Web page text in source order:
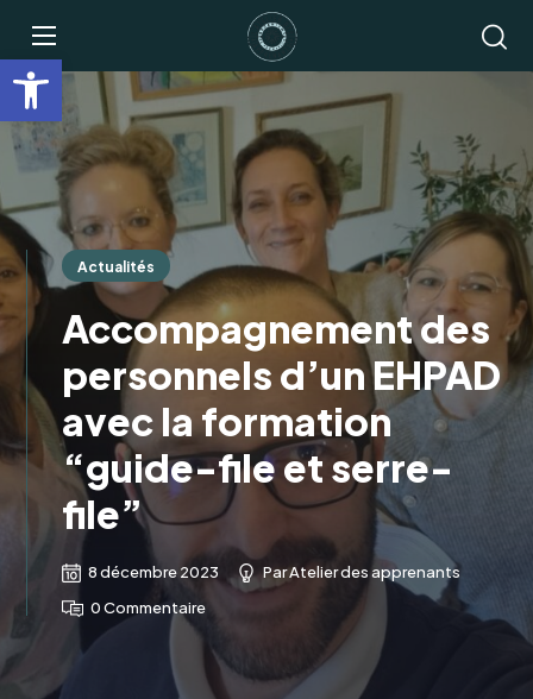
Ouvrir la barre d’outils
Actualités
Accompagnement des
personnels d’un EHPAD
avec la formation
“guide-file et serre-
file”
8 décembre 2023 ParAtelier des apprenants
0 Commentaire